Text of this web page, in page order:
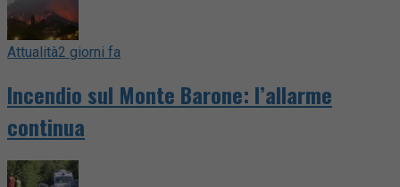
Attualità2 giorni fa
Incendio sul Monte Barone: l’allarme
continua